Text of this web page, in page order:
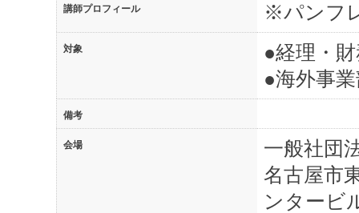
講師プロフィール ※パンフ
対象
●経理・
●海外事
備考
会場
一般社団
名古屋市
ンタービ